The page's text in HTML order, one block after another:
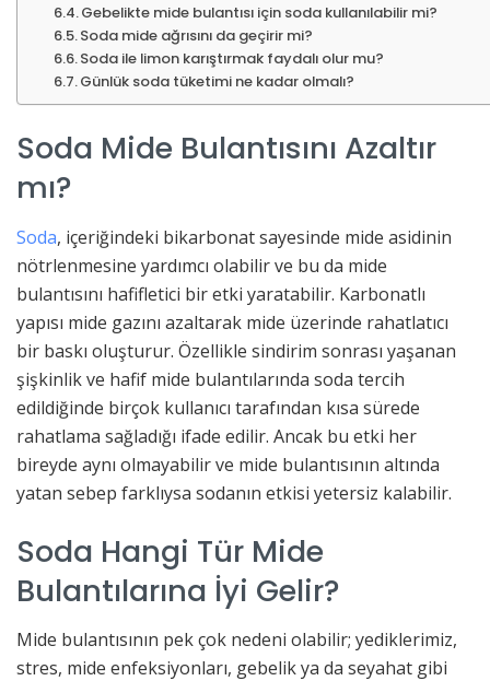
Gebelikte mide bulantısı için soda kullanılabilir mi?
Soda mide ağrısını da geçirir mi?
Soda ile limon karıştırmak faydalı olur mu?
Günlük soda tüketimi ne kadar olmalı?
Soda Mide Bulantısını Azaltır
mı?
Soda, içeriğindeki bikarbonat sayesinde mide asidinin
nötrlenmesine yardımcı olabilir ve bu da mide
bulantısını hafifletici bir etki yaratabilir. Karbonatlı
yapısı mide gazını azaltarak mide üzerinde rahatlatıcı
bir baskı oluşturur. Özellikle sindirim sonrası yaşanan
şişkinlik ve hafif mide bulantılarında soda tercih
edildiğinde birçok kullanıcı tarafından kısa sürede
rahatlama sağladığı ifade edilir. Ancak bu etki her
bireyde aynı olmayabilir ve mide bulantısının altında
yatan sebep farklıysa sodanın etkisi yetersiz kalabilir.
Soda Hangi Tür Mide
Bulantılarına İyi Gelir?
Mide bulantısının pek çok nedeni olabilir; yediklerimiz,
stres, mide enfeksiyonları, gebelik ya da seyahat gibi